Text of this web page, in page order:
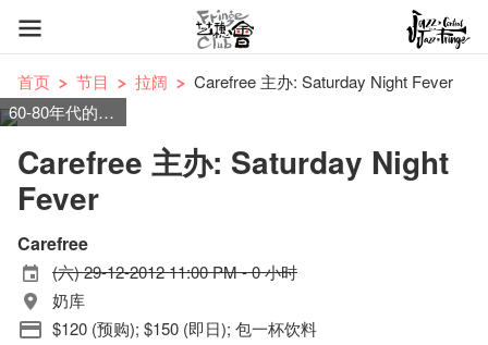
首页 节目 拉阔
Carefree 主办: Saturday Night Fever
60-80年代的士高音乐/ Nu Disco/ Indie Dance
Carefree 主办: Saturday Night
Fever
Carefree
(六) 29-12-2012 11:00 PM - 0 小时
奶库
$120 (预购); $150 (即日); 包一杯饮料